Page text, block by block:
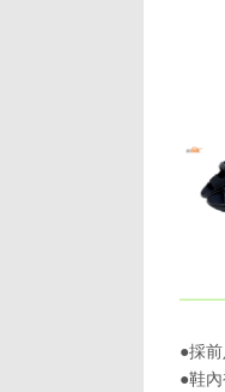
●採
●鞋